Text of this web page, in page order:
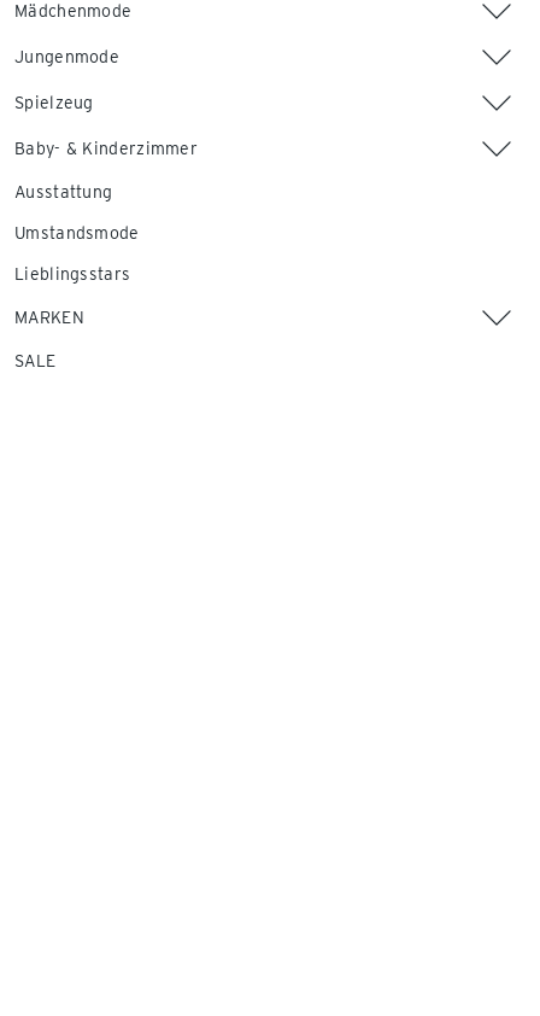
Mädchenmode
Jungenmode
Spielzeug
Baby- & Kinderzimmer
Ausstattung
Umstandsmode
Lieblingsstars
MARKEN
SALE